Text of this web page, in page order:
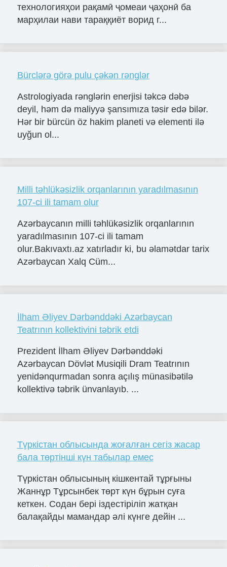
технологияҳои рақамӣ ҷомеаи ҷаҳонӣ ба
марҳилаи нави тараққиёт ворид г...
Bürclərə görə pulu çəkən rənglər
Astrologiyada rənglərin enerjisi təkcə dəbə
deyil, həm də maliyyə şansımıza təsir edə bilər.
Hər bir bürcün öz hakim planeti və elementi ilə
uyğun ol...
Milli təhlükəsizlik orqanlarının yaradılmasının
107-ci ili tamam olur
Azərbaycanın milli təhlükəsizlik orqanlarının
yaradılmasının 107-ci ili tamam
olur.Bakıvaxtı.az xatırladır ki, bu əlamətdar tarix
Azərbaycan Xalq Cüm...
İlham Əliyev Dərbənddəki Azərbaycan
Teatrının kollektivini təbrik etdi
Prezident İlham Əliyev Dərbənddəki
Azərbaycan Dövlət Musiqili Dram Teatrının
yenidənqurmadan sonra açılış münasibətilə
kollektivə təbrik ünvanlayıb. ...
Түркістан облысында жоғалған сегіз жасар
бала төртінші күн табылар емес
Түркістан облысының кішкентай тұрғыны
Жаннұр Тұрсынбек төрт күн бұрын суға
кеткен. Содан бері іздестіріліп жатқан
балақайды мамандар әлі күнге дейін ...